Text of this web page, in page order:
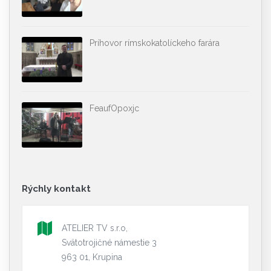
Príhovor rímskokatolíckeho farára
FeaufOpoxjc
Rýchly kontakt
ATELIER TV s.r.o,
Svätotrojičné námestie 3
963 01, Krupina